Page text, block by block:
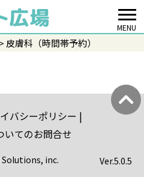
MENU
皮膚科（時間帯予約）
バシーポリシー
いてのお問合せ
inc. Ver.5.0.5